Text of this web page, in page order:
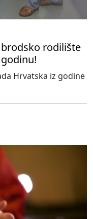
rodilište
Hrvatska iz godine